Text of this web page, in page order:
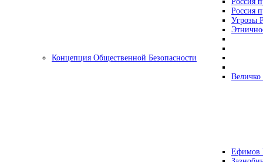
Россия
Угрозы
Концепция Общественной Безопасности
Ефимов